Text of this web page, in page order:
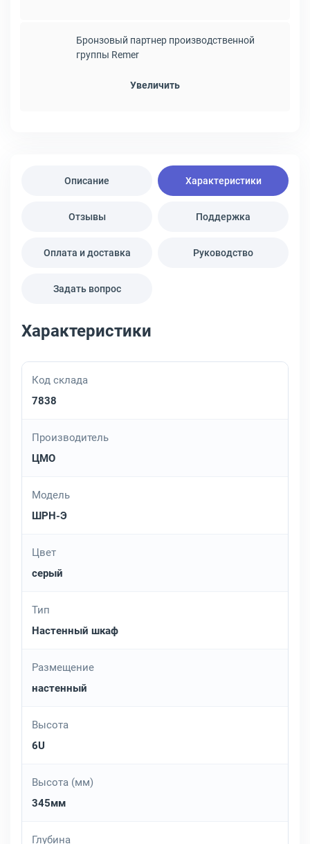
Бронзовый партнер производственной
группы Remer
Увеличить
Описание Характеристики
Отзывы Поддержка
Оплата и доставка Руководство
Задать вопрос
Характеристики
Код склада
7838
Производитель
ЦМО
Модель
ШРН-Э
Цвет
серый
Тип
Настенный шкаф
Размещение
настенный
Высота
6U
Высота (мм)
345мм
Глубина